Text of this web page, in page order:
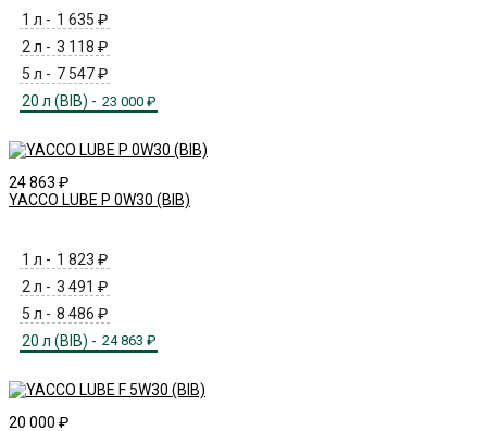
1 л - 1 635 ₽
2 л - 3 118 ₽
5 л - 7 547 ₽
20 л (BIB) - 23 000 ₽
24 863 ₽
YACCO LUBE P 0W30 (BIB)
1 л - 1 823 ₽
2 л - 3 491 ₽
5 л - 8 486 ₽
20 л (BIB) - 24 863 ₽
20 000 ₽